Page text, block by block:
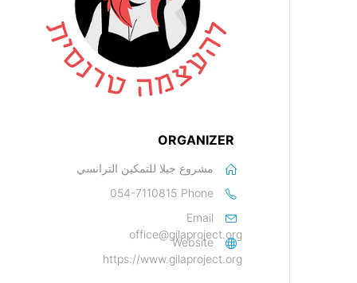
ORGANIZER
مشروع جيلا للتمكين الترانسي
Phone
054-7110815
Email
office@gilaproject.org
Website
https://www.gilaproject.org